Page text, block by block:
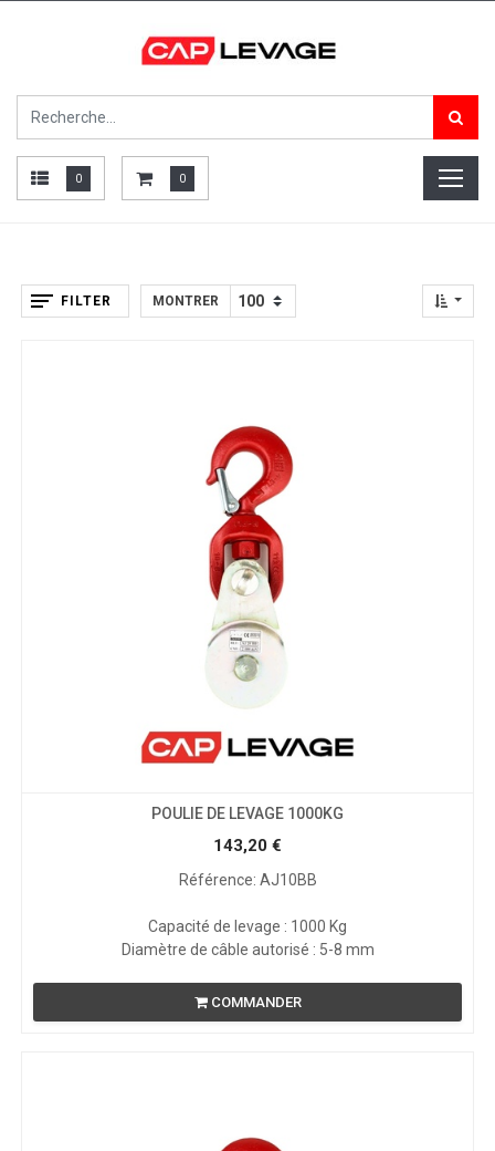
0 0
FILTER MONTRER
POULIE DE LEVAGE 1000KG
143,20 €
Référence: AJ10BB
Capacité de levage : 1000 Kg
Diamètre de câble autorisé : 5-8 mm
COMMANDER